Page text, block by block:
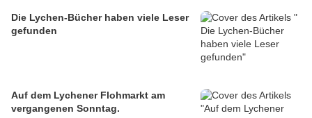
Die Lychen-Bücher haben viele Leser
gefunden
Auf dem Lychener Flohmarkt am
vergangenen Sonntag.